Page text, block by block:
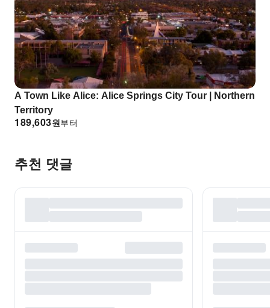
A Town Like Alice: Alice Springs City Tour | Northern
Territory
원
189,603 부터
추천 댓글